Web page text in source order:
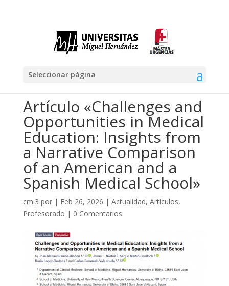
Seleccionar página
Artículo «Challenges and
Opportunities in Medical
Education: Insights from
a Narrative Comparison
of an American and a
Spanish Medical School»
cm.3 por | Feb 26, 2026 | Actualidad, Artículos,
Profesorado | 0 Comentarios